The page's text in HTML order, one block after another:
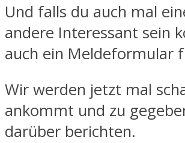
Und falls du auch mal
andere Interessant sein
auch ein Meldeformular
Wir werden jetzt mal
ankommt und zu
darüber berichten.